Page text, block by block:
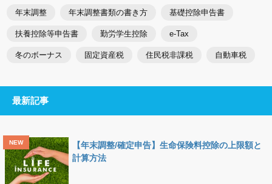
年末調整 年末調整書類の書き方 基礎控除申告書
扶養控除等申告書 勤労学生控除 e-Tax
冬のボーナス 固定資産税 住民税非課税 自動車税
最新記事
【年末調整/確定申告】生命保険料控除の上限額と
計算方法